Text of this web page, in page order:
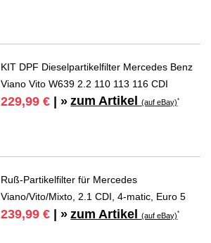
KIT DPF Dieselpartikelfilter Mercedes Benz
Viano Vito W639 2.2 110 113 116 CDI
229,99 € | » zum Artikel(auf eBay)*
Ruß-Partikelfilter für Mercedes
Viano/Vito/Mixto, 2.1 CDI, 4-matic, Euro 5
239,99 € | » zum Artikel(auf eBay)*